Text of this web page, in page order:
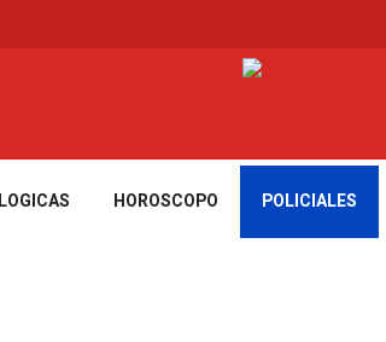
sociales y abrió nueva línea de crédito
formación de un ciclón extratropical
HOROSCOPO POLICIALES